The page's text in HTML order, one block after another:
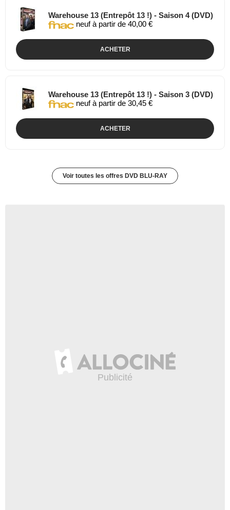
Warehouse 13 (Entrepôt 13 !) - Saison 4 (DVD)
neuf à partir de 40,00 €
ACHETER
Warehouse 13 (Entrepôt 13 !) - Saison 3 (DVD)
neuf à partir de 30,45 €
ACHETER
Voir toutes les offres DVD BLU-RAY